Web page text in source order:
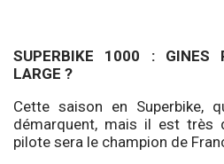
SUPERBIKE 1000 : GINES
LARGE ?
Cette saison en Superbike,
démarquent, mais il est très
pilote sera le champion de